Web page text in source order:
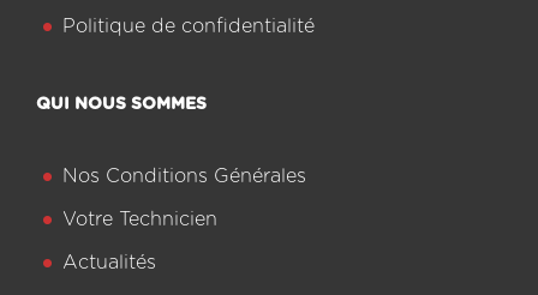
Politique de confidentialité
QUI NOUS SOMMES
Nos Conditions Générales
Votre Technicien
Actualités